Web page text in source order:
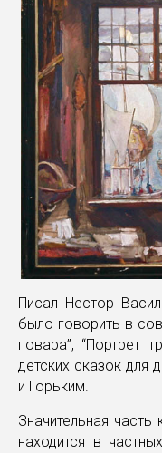
Писал Нестор
было говорить в
повара”, “Портрет
детских сказок для
и Горьким.
Значительная
находится в